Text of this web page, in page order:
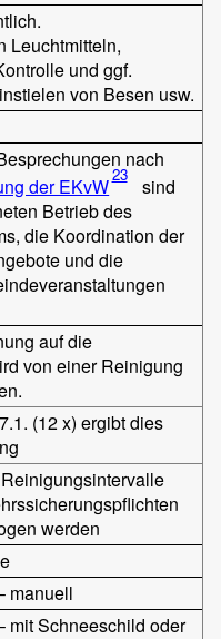
Leuchtmitteln,
und ggf.
von Besen usw.
nach
der EKvW23
sind
Betrieb des
die Koordination der
und die
auf die
von einer Reinigung
(12 x) ergibt dies
werden
manuell
mit Schneeschild oder